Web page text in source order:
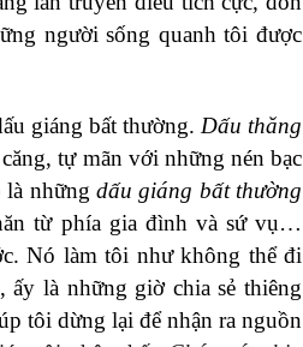
người sống quanh tôi được
giáng bất thường. Dấu thăng
tự mãn với những nén bạc
là nhữngdấu giáng bất thường
từ phía gia đình và sứ vụ…
Nó làm tôi như không thể đi
ấy là những giờ chia sẻ thiêng
tôi dừng lại để nhận ra nguồn